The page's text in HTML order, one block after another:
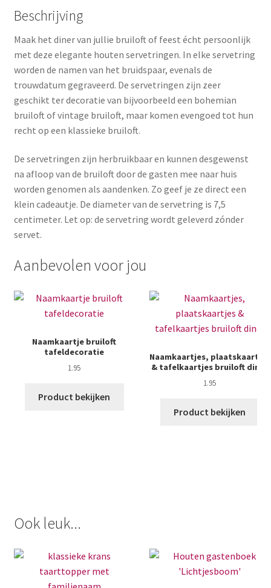
Beschrijving
Maak het diner van jullie bruiloft of feest écht persoonlijk
met deze elegante houten servetringen. In elke servetring
worden de namen van het bruidspaar, evenals de
trouwdatum gegraveerd. De servetringen zijn zeer
geschikt ter decoratie van bijvoorbeeld een bohemian
bruiloft of vintage bruiloft, maar komen evengoed tot hun
recht op een klassieke bruiloft.
De servetringen zijn herbruikbaar en kunnen desgewenst
na afloop van de bruiloft door de gasten mee naar huis
worden genomen als aandenken. Zo geef je ze direct een
klein cadeautje. De diameter van de servetring is 7,5
centimeter. Let op: de servetring wordt geleverd zónder
servet.
Aanbevolen voor jou
Naamkaartje bruiloft
tafeldecoratie
1.95
Product bekijken
Naamkaartjes, plaatskaartjes
& tafelkaartjes bruiloft diner
1.95
Product bekijken
Ook leuk...